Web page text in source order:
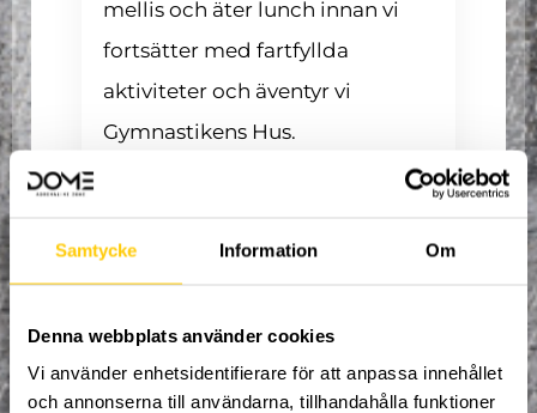
Samtycke Information Om
Denna webbplats använder cookies
Vi använder enhetsidentifierare för att anpassa innehållet
och annonserna till användarna, tillhandahålla funktioner
mellis och äter lunch innan vi
fortsätter med fartfyllda
aktiviteter och äventyr vi
Gymnastikens Hus.
Efter förmiddagen promenerar
och prova olika övningar som är